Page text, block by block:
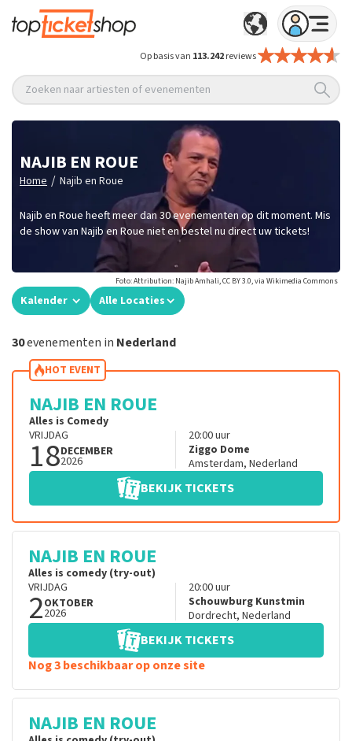
Op basis van 113.242reviews
Zoeken naar artiesten of evenementen
NAJIB EN ROUE
Home / Najib en Roue
Najib en Roue heeft meer dan 30 evenementen op dit moment. Mis
de show van Najib en Roue niet en bestel nu direct uw tickets!
Foto: Attribution: Najib Amhali, CC BY 3.0, via Wikimedia Commons
Kalender Alle Locaties
30evenementen in Nederland
HOT EVENT
NAJIB EN ROUE
Alles is Comedy
VRIJDAG
18DECEMBER
2026
20:00uur
Ziggo Dome
Amsterdam, Nederland
BEKIJK TICKETS
NAJIB EN ROUE
Alles is comedy (try-out)
VRIJDAG
2OKTOBER
2026
20:00uur
Schouwburg Kunstmin
Dordrecht, Nederland
BEKIJK TICKETS
Nog 3 beschikbaar op onze site
NAJIB EN ROUE